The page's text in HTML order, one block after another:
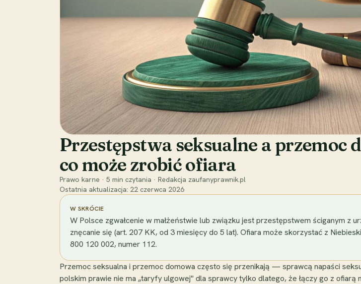
Przestępstwa seksualne a
co może zrobić ofiara
Prawo karne · 5 min czytania · Redakcja zaufanyprawnik.pl
Ostatnia aktualizacja: 22 czerwca 2026
W SKRÓCIE
W Polsce zgwałcenie w małżeństwie lub związku jest przestępstwem ściganym z
znęcanie się (art. 207 KK, od 3 miesięcy do 5 lat). Ofiara może skorzystać z
800 120 002, numer 112.
Przemoc seksualna i przemoc domowa często się przenikają — sprawcą napaści
polskim prawie nie ma „taryfy ulgowej" dla sprawcy tylko dlatego, że łączy go z ofiarą